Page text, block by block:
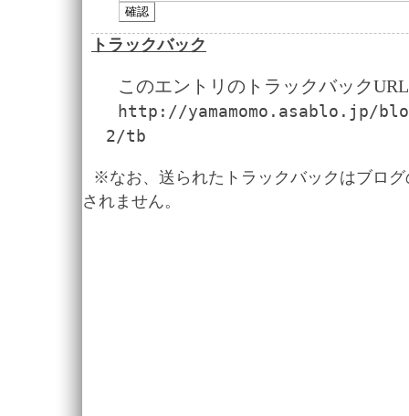
トラックバック
このエントリのトラックバック
http://yamamomo.asablo.jp/
2/tb
※なお、送られたトラックバックはブロ
されません。